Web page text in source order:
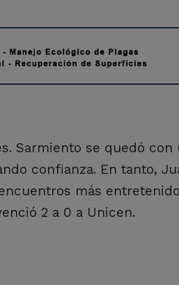
Sarmiento se quedó
confianza. En tanto,
más
2 a 0 a Unicen.